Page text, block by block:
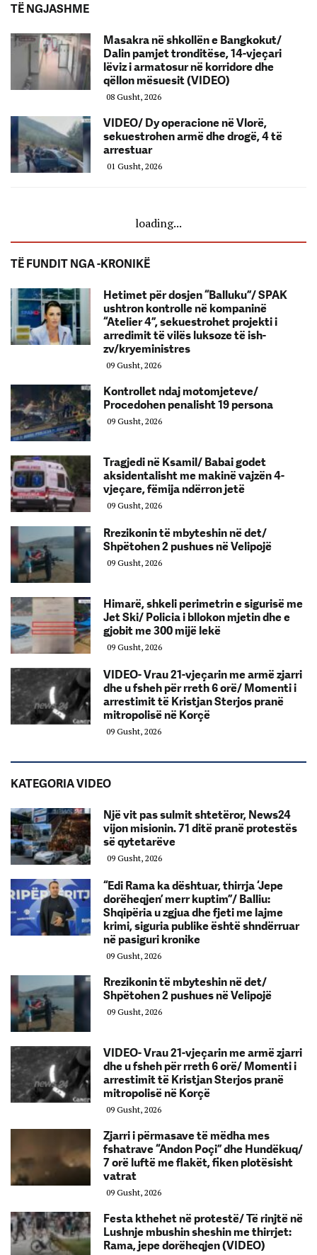
TË NGJASHME
Masakra në shkollën e Bangkokut/
Dalin pamjet tronditëse, 14-vjeçari
lëviz i armatosur në korridore dhe
qëllon mësuesit (VIDEO)
08 Gusht, 2026
VIDEO/ Dy operacione në Vlorë,
sekuestrohen armë dhe drogë, 4 të
arrestuar
01 Gusht, 2026
loading...
TË FUNDIT NGA -KRONIKË
Hetimet për dosjen “Balluku”/ SPAK
ushtron kontrolle në kompaninë
“Atelier 4”, sekuestrohet projekti i
arredimit të vilës luksoze të ish-
zv/kryeministres
09 Gusht, 2026
Kontrollet ndaj motomjeteve/
Procedohen penalisht 19 persona
09 Gusht, 2026
Tragjedi në Ksamil/ Babai godet
aksidentalisht me makinë vajzën 4-
vjeçare, fëmija ndërron jetë
09 Gusht, 2026
Rrezikonin të mbyteshin në det/
Shpëtohen 2 pushues në Velipojë
09 Gusht, 2026
Himarë, shkeli perimetrin e sigurisë me
Jet Ski/ Policia i bllokon mjetin dhe e
gjobit me 300 mijë lekë
09 Gusht, 2026
VIDEO- Vrau 21-vjeçarin me armë zjarri
dhe u fsheh për rreth 6 orë/ Momenti i
arrestimit të Kristjan Sterjos pranë
mitropolisë në Korçë
09 Gusht, 2026
KATEGORIA VIDEO
Një vit pas sulmit shtetëror, News24
vijon misionin. 71 ditë pranë protestës
së qytetarëve
09 Gusht, 2026
“Edi Rama ka dështuar, thirrja ‘Jepe
dorëheqjen’ merr kuptim”/ Balliu:
Shqipëria u zgjua dhe fjeti me lajme
krimi, siguria publike është shndërruar
në pasiguri kronike
09 Gusht, 2026
Rrezikonin të mbyteshin në det/
Shpëtohen 2 pushues në Velipojë
09 Gusht, 2026
VIDEO- Vrau 21-vjeçarin me armë zjarri
dhe u fsheh për rreth 6 orë/ Momenti i
arrestimit të Kristjan Sterjos pranë
mitropolisë në Korçë
09 Gusht, 2026
Zjarri i përmasave të mëdha mes
fshatrave “Andon Poçi” dhe Hundëkuq/
7 orë luftë me flakët, fiken plotësisht
vatrat
09 Gusht, 2026
Festa kthehet në protestë/ Të rinjtë në
Lushnje mbushin sheshin me thirrjet:
Rama, jepe dorëheqjen (VIDEO)